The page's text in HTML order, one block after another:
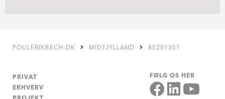
POULERIKBECH.DK MIDTJYLLAND 80201351
PRIVAT
ERHVERV
FØLG OS HER